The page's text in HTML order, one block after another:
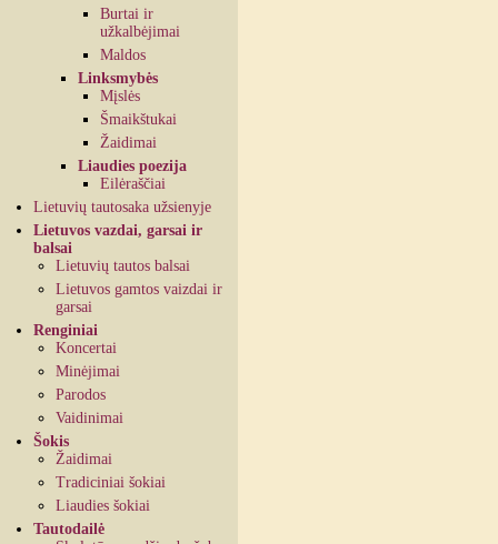
Burtai ir
užkalbėjimai
Maldos
Linksmybės
Mįslės
Šmaikštukai
Žaidimai
Liaudies poezija
Eilėraščiai
Lietuvių tautosaka užsienyje
Lietuvos vazdai, garsai ir
balsai
Lietuvių tautos balsai
Lietuvos gamtos vaizdai ir
garsai
Renginiai
Koncertai
Minėjimai
Parodos
Vaidinimai
Šokis
Žaidimai
Tradiciniai šokiai
Liaudies šokiai
Tautodailė